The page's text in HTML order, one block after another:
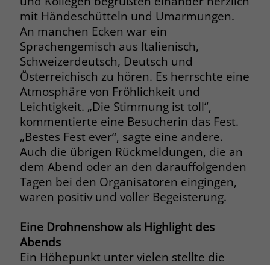
mit Händeschütteln und Umarmungen.
An manchen Ecken war ein
Sprachengemisch aus Italienisch,
Schweizerdeutsch, Deutsch und
Österreichisch zu hören. Es herrschte eine
Atmosphäre von Fröhlichkeit und
Leichtigkeit. „Die Stimmung ist toll“,
kommentierte eine Besucherin das Fest.
„Bestes Fest ever“, sagte eine andere.
Auch die übrigen Rückmeldungen, die an
dem Abend oder an den darauffolgenden
Tagen bei den Organisatoren eingingen,
waren positiv und voller Begeisterung.
Eine Drohnenshow als Highlight des
Abends
Ein Höhepunkt unter vielen stellte die
zeigen. Das _fbp-Cookie sammelt keine
persönlich identifizierbaren
Informationen und wird von Facebook
nur platziert, um Daten an das
Unternehmen zurückzusenden.